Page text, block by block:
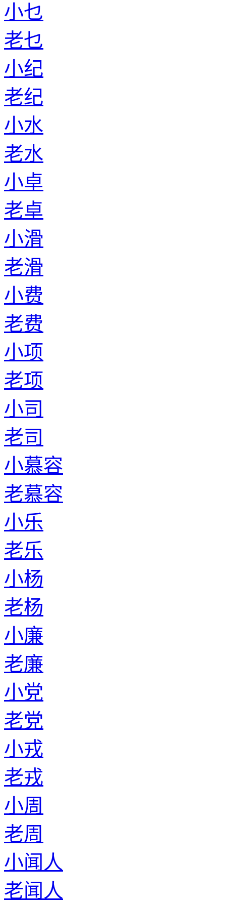
小乜
老乜
小纪
老纪
小水
老水
小卓
老卓
小滑
老滑
小费
老费
小项
老项
小司
老司
小慕容
老慕容
小乐
老乐
小杨
老杨
小廉
老廉
小党
老党
小戎
老戎
小周
老周
小闻人
老闻人